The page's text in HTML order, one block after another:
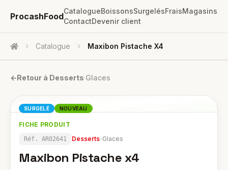
ProcashFood
CatalogueBoissonsSurgelésFraisMagasins
ContactDevenir client
Accueil Catalogue Maxibon Pistache X4
←Retour à Desserts·Glaces
SURGELÉ NOUVEAU
FICHE PRODUIT
Réf. AR02641 Desserts›Glaces
Maxibon Pistache x4